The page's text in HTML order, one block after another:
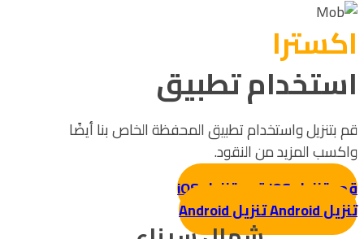
اکسترا
استخدام تطبيق
قم بتنزيل واستخدام تطبيق المحفظة الخاص بنا أيضًا
واكسب المزيد من النقود.
قم بتنزيل iOS
قم بتنزيل iOS
تنزيل Android
تنزيل Android